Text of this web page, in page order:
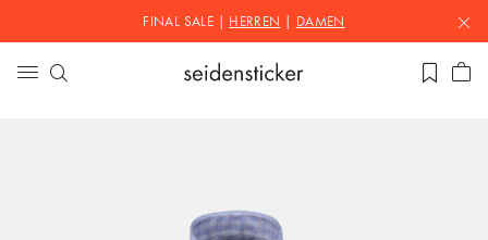
FINAL SALE | HERREN DAMEN